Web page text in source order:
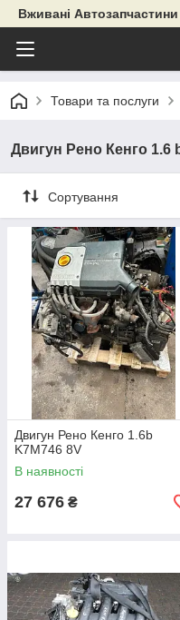
Вживані
Товари та послуги
Двигун Рено Кенго 1.6
Сортування
Двигун Рено Кенго 1.6b
K7M746 8V
В наявності
27 676 ₴